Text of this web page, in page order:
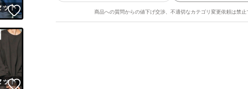
実績について
商品への質問からの値下げ交渉、不適切なカテゴリ変更依頼は禁止
いいね！
いいね！